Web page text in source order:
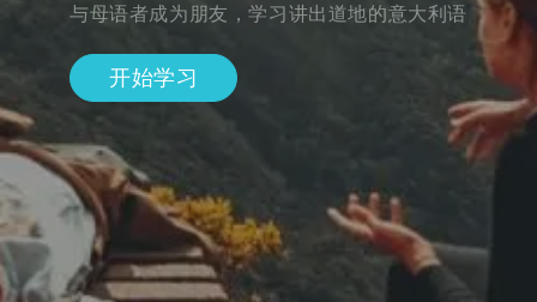
与母语者成为朋友，学习讲出道地的意大利语
开始学习